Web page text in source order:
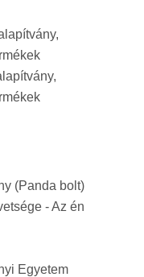
(Panda bolt)
- Az én
Egyetem